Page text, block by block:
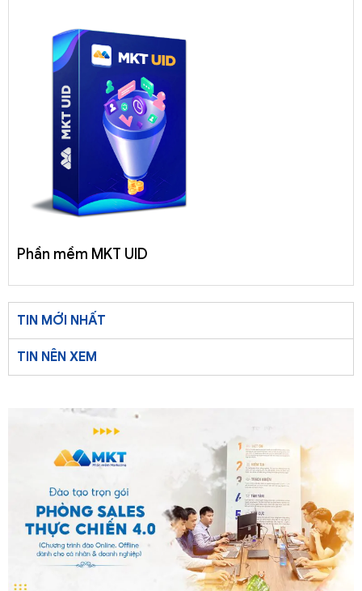
Phần mềm MKT UID
TIN MỚI NHẤT
TIN NÊN XEM